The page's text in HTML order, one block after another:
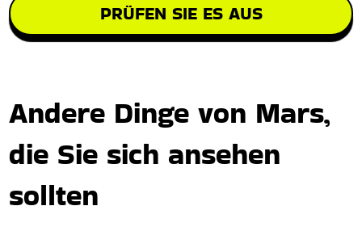
PRÜFEN SIE ES AUS
Andere Dinge von Mars,
die Sie sich ansehen
sollten